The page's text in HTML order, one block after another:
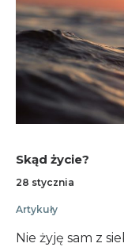
Skąd życie?
28 stycznia
Artykuły
Nie żyję sam z